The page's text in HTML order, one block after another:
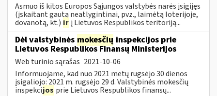
Asmuo iš kitos Europos Sąjungos valstybės narės įsigijęs
(įskaitant gautą neatlygintinai, pvz., laimėtą loterijoje,
dovanotą, kt.) ir į Lietuvos Respublikos teritoriją...
Dėl valstybinės mokesčių inspekcijos prie
Lietuvos Respublikos Finansų Ministerijos
Web turinio sąrašas 2021-10-06
Informuojame, kad nuo 2021 metų rugsėjo 30 dienos
įsigaliojo: 2021 m. rugsėjo 29 d. Valstybinės mokesčių
inspekcijos prie Lietuvos Respublikos finansų...